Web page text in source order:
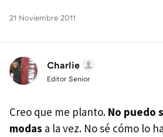
21 Noviembre 2011
Charlie
Editor Senior
Creo que me planto. No puedo
modas a la vez. No sé cómo lo